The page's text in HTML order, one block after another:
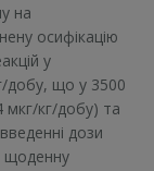
на
осифікацію
у
добу, що у 3500
мкг/кг/добу) та
дози
щоденну